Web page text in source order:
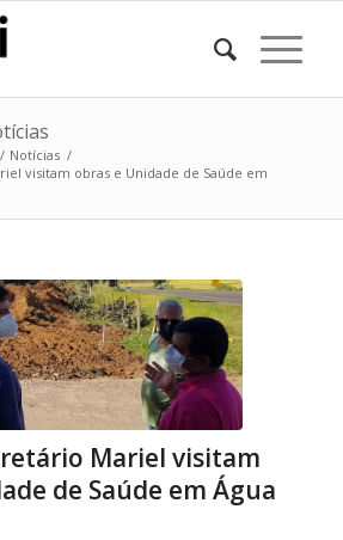
/ Notícias /
visitam obras e Unidade de Saúde em
Mariel visitam
de Saúde em Água